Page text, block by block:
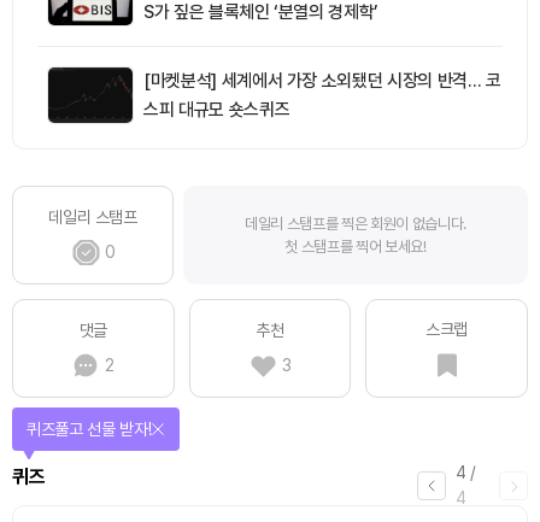
S가 짚은 블록체인 ‘분열의 경제학’
[마켓분석] 세계에서 가장 소외됐던 시장의 반격… 코
스피 대규모 숏스퀴즈
데일리 스탬프
0
데일리 스탬프를 찍은 회원이 없습니다.
첫 스탬프를 찍어 보세요!
댓글
2
추천
3
스크랩
4 /
4
퀴즈
퀴즈풀고 선물 받자!